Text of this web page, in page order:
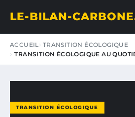
LE-BILAN-
ACCUEIL TRANSITION ÉCOLOGIQUE
TRANSITION ÉCOLOGIQUE AU
TRANSITION ÉCOLOGIQUE